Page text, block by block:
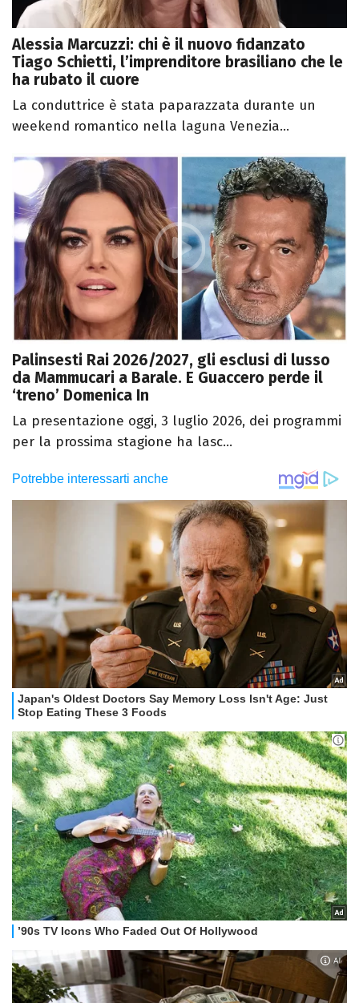
Alessia Marcuzzi: chi è il nuovo fidanzato
Tiago Schietti, l’imprenditore brasiliano che le
ha rubato il cuore
La conduttrice è stata paparazzata durante un
weekend romantico nella laguna Venezia...
Palinsesti Rai 2026/2027, gli esclusi di lusso
da Mammucari a Barale. E Guaccero perde il
‘treno’ Domenica In
La presentazione oggi, 3 luglio 2026, dei programmi
per la prossima stagione ha lasc...